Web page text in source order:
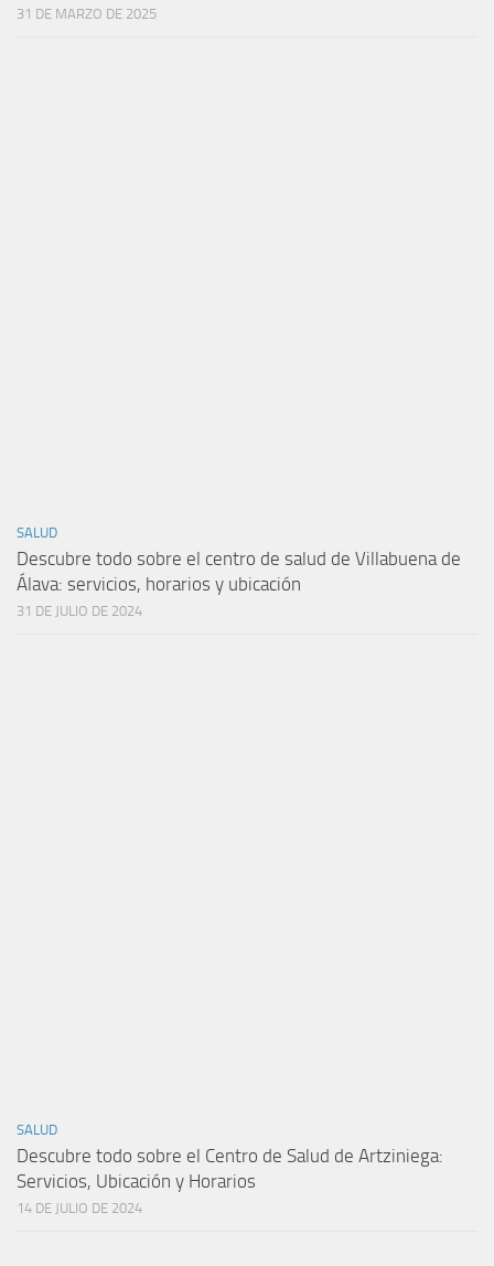
31 DE MARZO DE 2025
SALUD
Descubre todo sobre el centro de salud de Villabuena de
Álava: servicios, horarios y ubicación
31 DE JULIO DE 2024
SALUD
Descubre todo sobre el Centro de Salud de Artziniega:
Servicios, Ubicación y Horarios
14 DE JULIO DE 2024